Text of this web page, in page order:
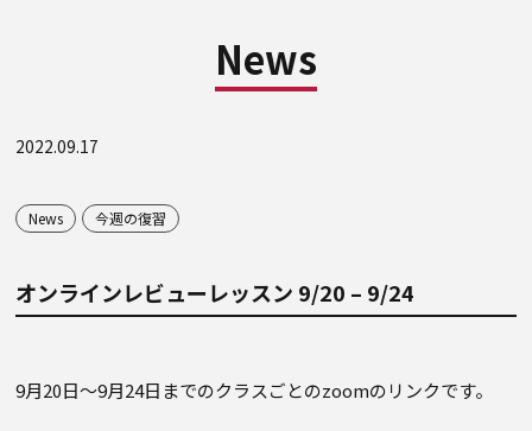
News
2022.09.17
News 今週の復習
オンラインレビューレッスン 9/20 – 9/24
9月20日～9月24日までのクラスごとのzoomのリンクです。